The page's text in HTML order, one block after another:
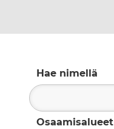
Hae nimellä
Osaamisalueet